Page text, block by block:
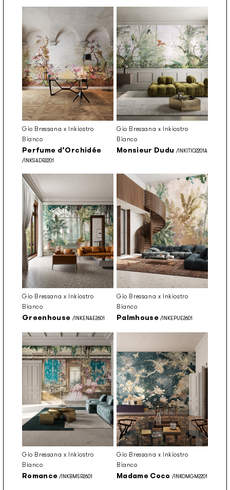
Gio Bressana x Inkiostro
Bianco
Perfume d’Orchidée
/INKSADR2201
Gio Bressana x Inkiostro
Bianco
Monsieur Dudu /INKITIO2201A
Gio Bressana x Inkiostro
Bianco
Greenhouse /INKENAE2601
Gio Bressana x Inkiostro
Bianco
Palmhouse /INKEPUE2601
Gio Bressana x Inkiostro
Bianco
Romance /INKBMSR2601
Gio Bressana x Inkiostro
Bianco
Madame Coco /INKOMGM2201